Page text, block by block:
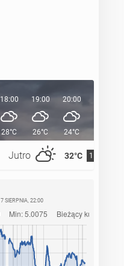
Jutro 32°C 15°C
18:00
28°C
19:00
26°C
20:00
24°C
7 SIERPNIA, 22:00